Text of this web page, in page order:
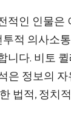
적인 인물은
적 의사소
니다. 비토
은 정보의
법적, 정치